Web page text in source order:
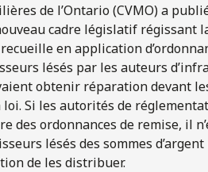
de l’Ontario (CVMO) a
cadre législatif régissant
en application
lésés par les auteurs
obtenir réparation devant
Si les autorités de
des ordonnances de remise, il
lésés des sommes
de les distribuer.